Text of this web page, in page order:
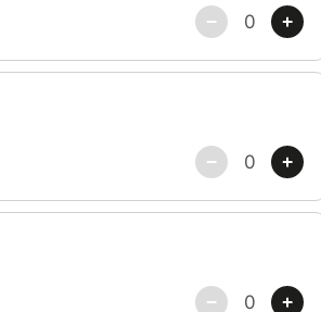
vos animaux vivants et découvrir leur
fortes...) par Viviane
delà avec un youtubeur enquêteur du